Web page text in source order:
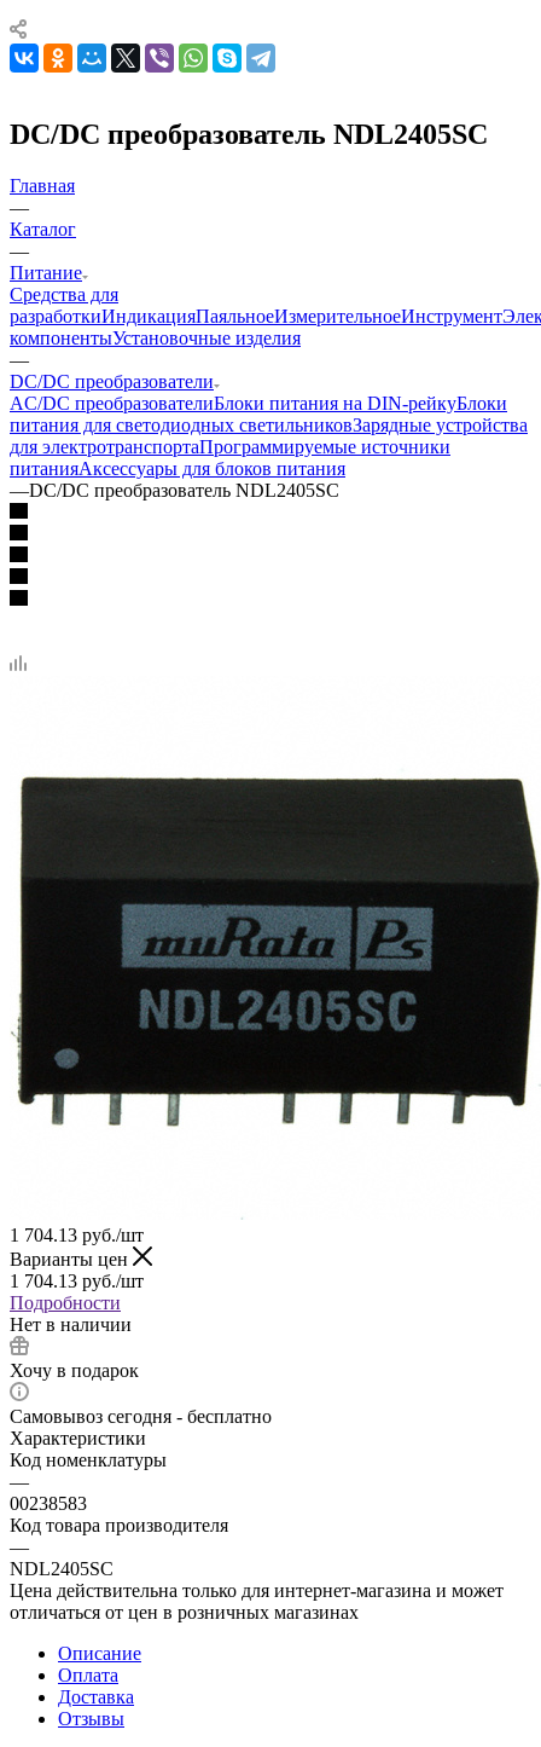
DC/DC преобразователь NDL2405SC
Главная
—
Каталог
—
Питание
Средства для
разработкиИндикацияПаяльноеИзмерительноеИнструмент
компонентыУстановочные изделия
—
DC/DC преобразователи
AC/DC преобразователиБлоки питания на DIN-рейкуБлоки
питания для светодиодных светильниковЗарядные устройства
для электротранспортаПрограммируемые источники
питанияАксессуары для блоков питания
—DC/DC преобразователь NDL2405SC
1 704.13 руб./шт
Варианты цен
1 704.13 руб./шт
Подробности
Нет в наличии
Хочу в подарок
Самовывоз сегодня - бесплатно
Характеристики
Код номенклатуры
—
00238583
Код товара производителя
—
NDL2405SC
Цена действительна только для интернет-магазина и может
отличаться от цен в розничных магазинах
Описание
Оплата
Доставка
Отзывы